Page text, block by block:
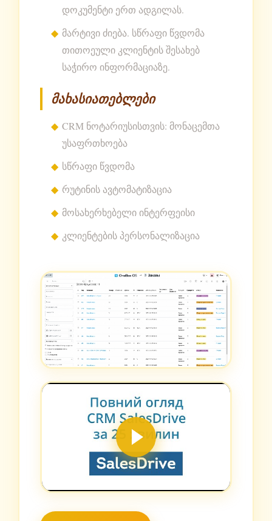
დოკუმენტი ერთ ადგილას.
მარტივი ძიება. სწრაფი წვდომა
თითოეული კლიენტის შესახებ
საჭირო ინფორმაციაზე.
მახასიათებლები
CRM ნოტარიუსისთვის: მონაცემთა
უსაფრთხოება
სწრაფი წვდომა
რუტინის ავტომატიზაცია
მოსახერხებელი ინტერფეისი
კლიენტების პერსონალიზაცია